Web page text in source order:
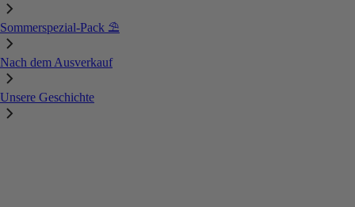
Sommerspezial-Pack ⛱️
Nach dem Ausverkauf
Unsere Geschichte